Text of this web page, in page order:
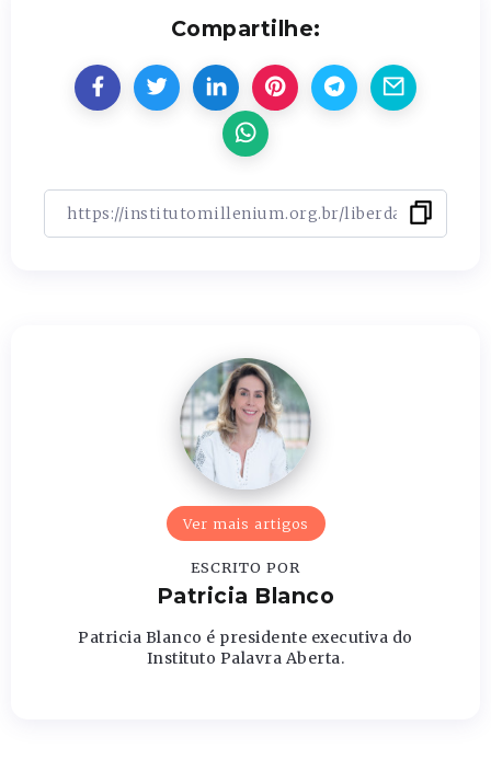
Compartilhe:
Ver mais artigos
ESCRITO POR
Patricia Blanco
Patricia Blanco é presidente executiva do
Instituto Palavra Aberta.